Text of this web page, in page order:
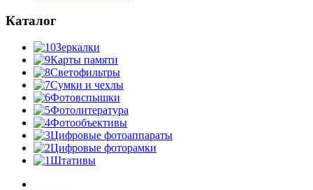
Каталог
Зеркалки
Карты памяти
Светофильтры
Сумки и чехлы
Фотовспышки
Фотолитература
Фотообъективы
Цифровые фотоаппараты
Цифровые фоторамки
Штативы